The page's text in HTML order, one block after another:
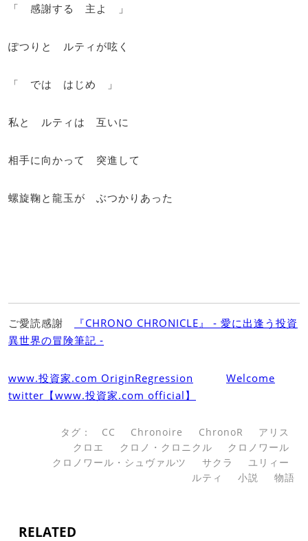
「 感謝する 主よ 」
ぽつりと ルティが呟く
「 では はじめ 」
私と ルティは 互いに
相手に向かって 突進して
螺旋鞠と龍玉が ぶつかりあった
ご愛読感謝
『CHRONO CHRONICLE』 ‐ 愛に出逢う投資
異世界の冒険筆記 ‐
www.投資家.com OriginRegression
Welcome
twitter【www.投資家.com official】
タグ： CC Chronoire ChronoR
アリス
クロエ
クロノ・クロニクル
クロノワール
クロノワール・シュヴァルツ
サクラ
ユリィー
ルティ
小説 物語
RELATED